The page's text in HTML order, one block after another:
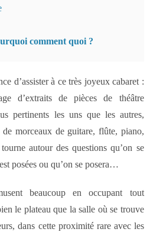
comment quoi ?
d’assister à ce très joyeux cabaret :
d’extraits de pièces de théâtre
pertinents les uns que les autres,
de morceaux de guitare, flûte, piano,
autour des questions qu’on se
posées ou qu’on se posera…
beaucoup en occupant tout
le plateau que la salle où se trouve
dans cette proximité rare avec les